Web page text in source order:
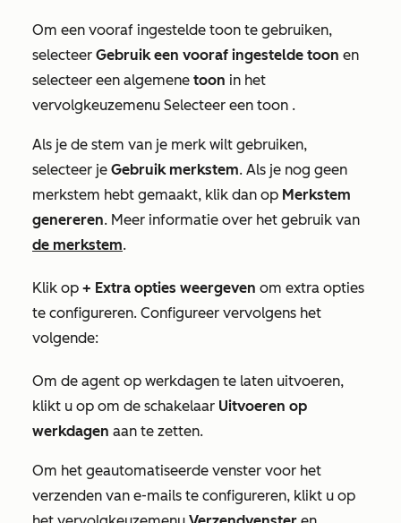
Om een vooraf ingestelde toon te gebruiken,
selecteer Gebruik een vooraf ingestelde toon en
selecteer een algemene toon in het
vervolgkeuzemenu Selecteer een toon .
Als je de stem van je merk wilt gebruiken,
selecteer je Gebruik merkstem. Als je nog geen
merkstem hebt gemaakt, klik dan op Merkstem
genereren. Meer informatie over het gebruik van
de merkstem.
Klik op + Extra opties weergeven om extra opties
te configureren. Configureer vervolgens het
volgende:
Om de agent op werkdagen te laten uitvoeren,
klikt u op om de schakelaar Uitvoeren op
werkdagen aan te zetten.
Om het geautomatiseerde venster voor het
verzenden van e-mails te configureren, klikt u op